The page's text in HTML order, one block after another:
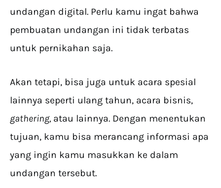
undangan digital. Perlu kamu ingat bahwa
pembuatan undangan ini tidak terbatas
untuk pernikahan saja.
Akan tetapi, bisa juga untuk acara spesial
lainnya seperti ulang tahun, acara bisnis,
gathering, atau lainnya. Dengan menentukan
tujuan, kamu bisa merancang informasi apa
yang ingin kamu masukkan ke dalam
undangan tersebut.